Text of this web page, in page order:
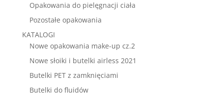
Opakowania do pielęgnacji ciała
Pozostałe opakowania
KATALOGI
Nowe opakowania make-up cz.2
Nowe słoiki i butelki airless 2021
Butelki PET z zamknięciami
Butelki do fluidów